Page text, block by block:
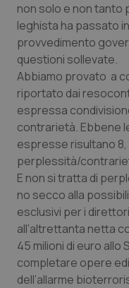
Piemonte
Provincia
Provincia
Puglia
Sardegna
Sicilia
Toscana
Umbria
HIV
Infezioni &
Ipertensione &
Malattie rare
Malattia di
Neuroscienze
Obesità
Oftalmologia
non solo e non tanto
leghista ha passato
provvedimento
questioni sollevate.
Abbiamo provato a
riportato dai
espressa
contrarietà. Ebbene
espresse risultano
perplessità/
E non si tratta di
no secco alla
esclusivi per i
all’altrettanta netta
45 milioni di euro allo
completare opere
dell’allarme